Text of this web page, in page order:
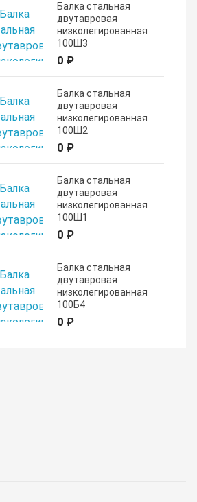
Балка стальная
двутавровая
низколегированная
100Ш3
0 ₽
Балка стальная
двутавровая
низколегированная
100Ш2
0 ₽
Балка стальная
двутавровая
низколегированная
100Ш1
0 ₽
Балка стальная
двутавровая
низколегированная
100Б4
0 ₽